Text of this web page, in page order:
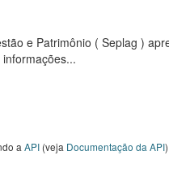
e Patrimônio ( Seplag )
a API (veja Documentação da API).